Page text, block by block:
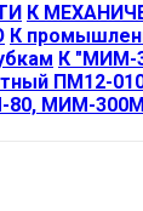
К
К
К "МИМ-
ПМ12-
80, МИМ-